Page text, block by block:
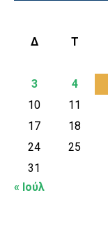
Δ Τ
3
4
10
11
17
18
24
25
31
« Ιούλ